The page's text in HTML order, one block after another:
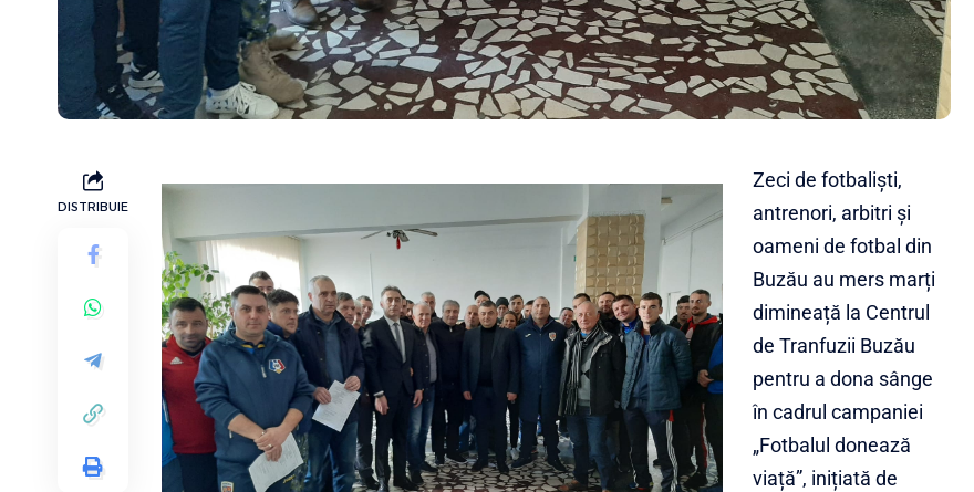
DISTRIBUIE
Zeci de fotbaliști,
antrenori, arbitri și
oameni de fotbal din
Buzău au mers marți
dimineață la Centrul
de Tranfuzii Buzău
pentru a dona sânge
în cadrul campaniei
„Fotbalul donează
viață”, inițiată de